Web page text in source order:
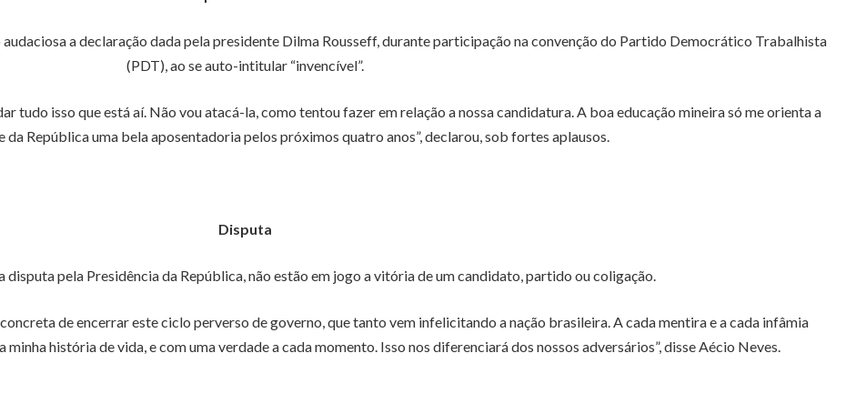
a declaração dada pela presidente Dilma Rousseff, durante participação na convenção do Partido Democrático Trabalhista
(PDT), ao se auto-intitular “invencível”.
tudo isso que está aí. Não vou atacá-la, como tentou fazer em relação a nossa candidatura. A boa educação mineira só me orienta a
da República uma bela aposentadoria pelos próximos quatro anos”, declarou, sob fortes aplausos.
Disputa
disputa pela Presidência da República, não estão em jogo a vitória de um candidato, partido ou coligação.
de encerrar este ciclo perverso de governo, que tanto vem infelicitando a nação brasileira. A cada mentira e a cada infâmia
história de vida, e com uma verdade a cada momento. Isso nos diferenciará dos nossos adversários”, disse Aécio Neves.